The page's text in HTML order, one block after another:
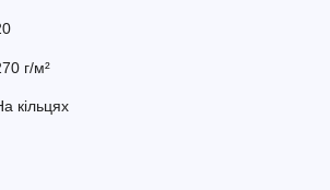
г/м²
кільцях